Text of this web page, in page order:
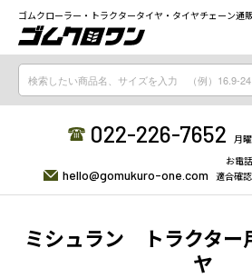
ゴムクローラー・トラクタータイヤ・タイヤチェーン通
022-226-7652 月
hello@gomukuro-one.com
お電
適合確
ミシュラン トラクター
ヤ